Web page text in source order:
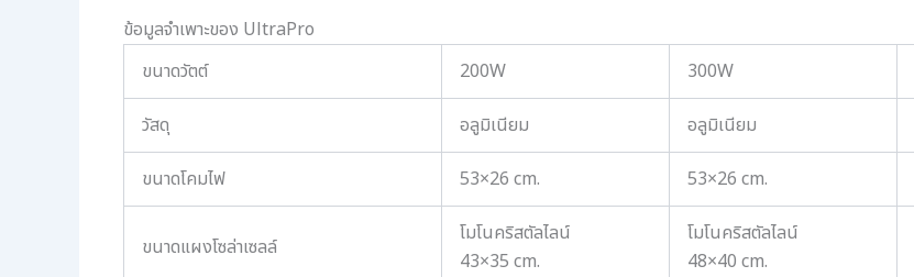
ข้อมูลจำเพาะของ UltraPro
ขนาดวัตต์
200W 300W
วัสดุ อลูมิเนียม อลูมิเนียม
ขนาดโคมไฟ 53×26 cm. 53×26 cm.
ขนาดแผงโซล่าเซลล์
โมโนคริสตัลไลน์
43×35 cm.
โมโนคริสตัลไลน์
48×40 cm.